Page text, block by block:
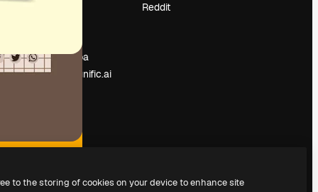
Sala stampa
Cerchi magnific.ai
Reddit
to the storing of cookies on your device to enhance site